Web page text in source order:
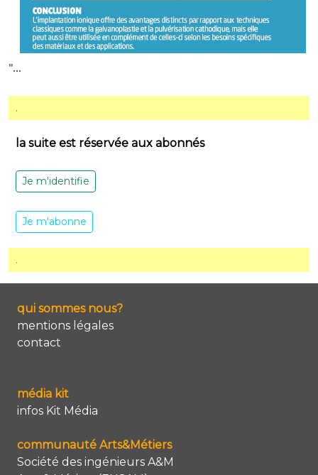
"...
.
la suite est réservée aux abonnés
Je m'identifie
Je m'abonne
.
qui sommes nous?
mentions légales
contact
média kit
infos Kit Média
communauté Arts&Métiers
Société des ingénieurs A&M